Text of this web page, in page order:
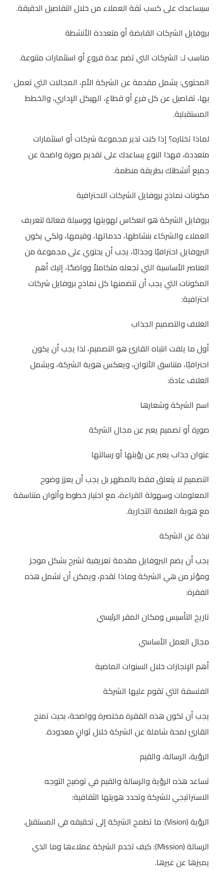
سيساعدك على كسب ثقة العملاء من خلال التفاصيل الدقيقة.
بروفايل الشركات القابضة أو متعددة الأنشطة
مناسب لـ: الشركات التي تضم عدة فروع أو استثمارات متنوعة.
المحتوى: يشمل مقدمة عن الشركة الأم، المجالات التي تعمل
بها، تفاصيل عن كل فرع أو قطاع، الهيكل الإداري، والخطط
المستقبلية.
لماذا تختاره؟ إذا كنت تدير مجموعة شركات أو استثمارات
متعددة، فهذا النوع يساعدك على تقديم صورة واضحة عن
جميع أنشطتك بطريقة منظمة.
مكونات نماذج بروفايل الشركات الاحترافية
بروفايل الشركة هو انعكاس لهويتها ووسيلة فعالة لتعريف
العملاء والشركاء بنشاطها، خدماتها، وقيمها، ولكي يكون
البروفايل احترافيًا وجذابًا، يجب أن يحتوي على مجموعة من
العناصر الأساسية التي تجعله متكاملاً وواضحًا، إليك أهم
المكونات التي يجب أن تتضمنها كل نماذج بروفايل شركات
احترافية:
الغلاف والتصميم الجذاب
أول ما يلفت انتباه القارئ هو التصميم، لذا يجب أن يكون
احترافيًا، متناسق الألوان، ويعكس هوية الشركة، ويشمل
الغلاف عادة:
اسم الشركة وشعارها
صورة أو تصميم يعبر عن مجال الشركة
عنوان جذاب يعبر عن رؤيتها أو رسالتها
التصميم لا يتعلق فقط بالمظهر بل يجب أن يعزز وضوح
المعلومات وسهولة القراءة، مع اختيار خطوط وألوان متناسقة
مع هوية العلامة التجارية.
نبذة عن الشركة
يجب أن يضم البروفايل مقدمة تعريفية تشرح بشكل موجز
ومؤثر من هي الشركة وماذا تقدم، ويمكن أن تشمل هذه
الفقرة:
تاريخ التأسيس ومكان المقر الرئيسي
مجال العمل الأساسي
أهم الإنجازات خلال السنوات الماضية
الفلسفة التي تقوم عليها الشركة
يجب أن تكون هذه الفقرة مختصرة وواضحة، بحيث تمنح
القارئ لمحة شاملة عن الشركة خلال ثوانٍ معدودة.
الرؤية، الرسالة، والقيم
تساعد هذه الرؤية والرسالة والقيم في توضيح التوجه
الاستراتيجي للشركة وتحدد هويتها الثقافية:
الرؤية (Vision): ما تطمح الشركة إلى تحقيقه في المستقبل.
الرسالة (Mission): كيف تخدم الشركة عملاءها وما الذي
يميزها عن غيرها.